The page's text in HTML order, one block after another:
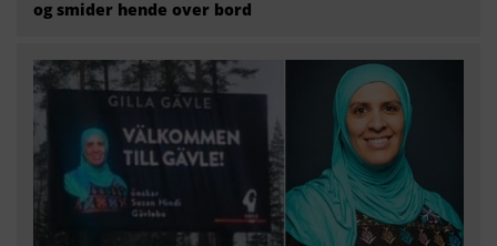
og smider hende over bord